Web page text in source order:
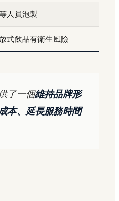
人員泡製
式飲品有衛生風險
了一個維持品牌形
本、延長服務時間